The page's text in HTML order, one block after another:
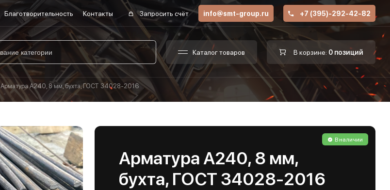
Благотворительность Контакты Запросить счёт info@smt-group.ru +7 (395)-292-42-82
Каталог товаров В корзине: 0 позиций
Арматура А240, 8 мм, бухта, ГОСТ 34028-2016
В наличии
Арматура А240, 8 мм,
бухта, ГОСТ 34028-2016